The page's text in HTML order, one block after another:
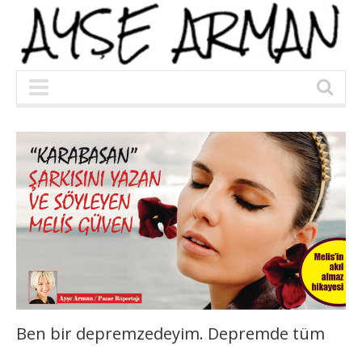
Ben bir depremzedeyim. Depremde tüm